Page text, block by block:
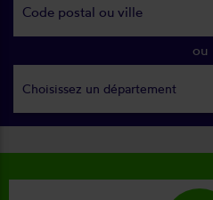
ou
Choisissez un département